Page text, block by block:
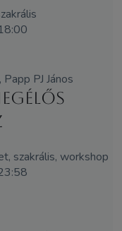
PJ János
szakrális, workshop